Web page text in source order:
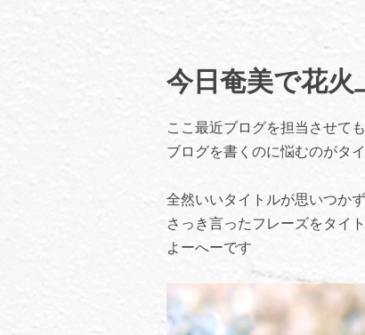
今日奄美で花火
ここ最近ブログを担当させて
ブログを書くのに悩むのがタ
全然いいタイトルが思いつかず
さっき言ったフレーズをタイ
よーへーです